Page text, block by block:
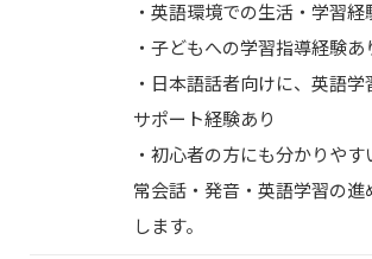
・英語環境での生活・学習経
・子どもへの学習指導経験あ
・日本語話者向けに、英語
サポート経験あり
・初心者の方にも分かりやす
常会話・発音・英語学習の進
します。